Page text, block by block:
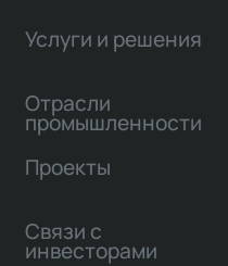
Услуги и решения
Отрасли
промышленности
Проекты
Связи с
инвесторами